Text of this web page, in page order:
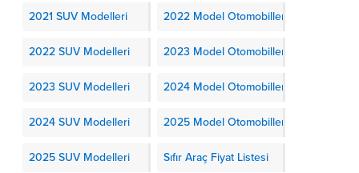
2021 SUV Modelleri 2022 Model Otomobiller
2022 SUV Modelleri 2023 Model Otomobiller
2023 SUV Modelleri 2024 Model Otomobiller
2024 SUV Modelleri 2025 Model Otomobiller
2025 SUV Modelleri Sıfır Araç Fiyat Listesi